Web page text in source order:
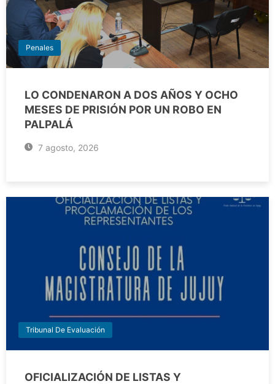
Penales
LO CONDENARON A DOS AÑOS Y OCHO
MESES DE PRISIÓN POR UN ROBO EN
PALPALÁ
7 agosto, 2026
Tribunal De Evaluación
OFICIALIZACIÓN DE LISTAS Y